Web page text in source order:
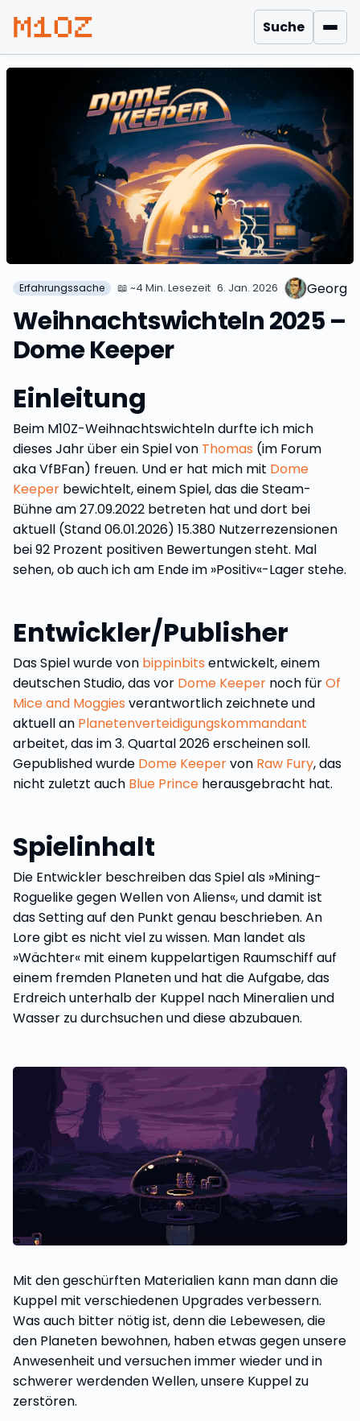
Suche
Erfahrungssache 📖 ~4 Min. Lesezeit 6. Jan. 2026 Georg
Weihnachtswichteln 2025 –
Dome Keeper
Einleitung
Beim M10Z-Weihnachtswichteln durfte ich mich
dieses Jahr über ein Spiel von Thomas (im Forum
aka VfBFan) freuen. Und er hat mich mit Dome
Keeper bewichtelt, einem Spiel, das die Steam-
Bühne am 27.09.2022 betreten hat und dort bei
aktuell (Stand 06.01.2026) 15.380 Nutzerrezensionen
bei 92 Prozent positiven Bewertungen steht. Mal
sehen, ob auch ich am Ende im »Positiv«-Lager stehe.
Entwickler/Publisher
Das Spiel wurde von bippinbits entwickelt, einem
deutschen Studio, das vor Dome Keeper noch fürOf
Mice and Moggies verantwortlich zeichnete und
aktuell an Planetenverteidigungskommandant
arbeitet, das im 3. Quartal 2026 erscheinen soll.
Gepublished wurde Dome Keepervon Raw Fury, das
nicht zuletzt auch Blue Prince herausgebracht hat.
Spielinhalt
Die Entwickler beschreiben das Spiel als »Mining-
Roguelike gegen Wellen von Aliens«, und damit ist
das Setting auf den Punkt genau beschrieben. An
Lore gibt es nicht viel zu wissen. Man landet als
»Wächter« mit einem kuppelartigen Raumschiff auf
einem fremden Planeten und hat die Aufgabe, das
Erdreich unterhalb der Kuppel nach Mineralien und
Wasser zu durchsuchen und diese abzubauen.
Mit den geschürften Materialien kann man dann die
Kuppel mit verschiedenen Upgrades verbessern.
Was auch bitter nötig ist, denn die Lebewesen, die
den Planeten bewohnen, haben etwas gegen unsere
Anwesenheit und versuchen immer wieder und in
schwerer werdenden Wellen, unsere Kuppel zu
zerstören.